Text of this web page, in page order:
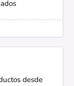
desde